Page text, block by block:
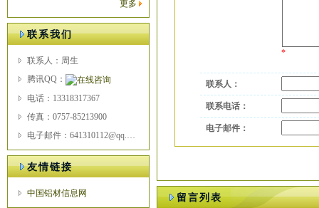
更多
联系我们
联系人：周生
腾讯QQ：
电话：13318317367
传真：0757-85213900
电子邮件：641310112@qq.com
友情链接
中国铝材信息网
*
联系人：
联系电话：
电子邮件：
留言列表